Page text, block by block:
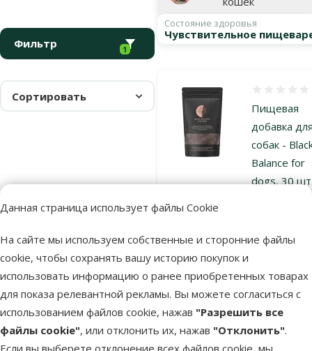
Данная страница использует файлы Cookie
На сайте мы используем собственные и сторонние файлы
cookie, чтобы сохранять вашу историю покупок и
использовать информацию о ранее приобретенных товарах
для показа релевантной рекламы. Вы можете согласиться с
использованием файлов cookie, нажав "Разрешить все
файлы cookie", или отклонить их, нажав "Отклонить".
Если вы выберете отклонение всех файлов cookie, мы
Фильтр 1
Состояние здоровья
Чувствительное
Сортировать
Пищевая
добавка
собак -
Balance for
dogs, 30
Недоступно
Бесплатная
доставка